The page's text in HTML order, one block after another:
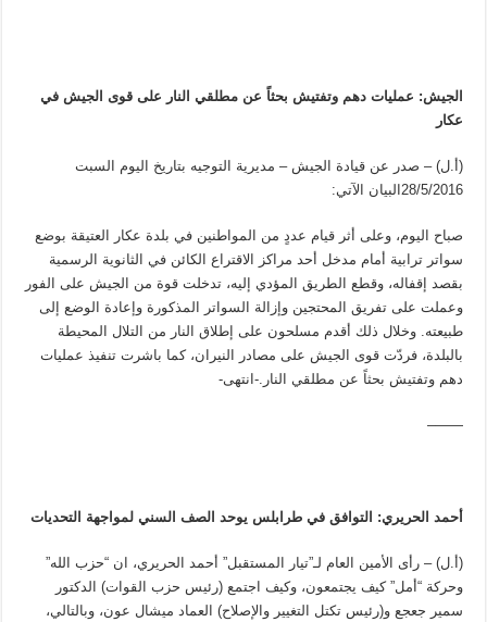
الجيش: عمليات دهم وتفتيش بحثاً عن مطلقي النار على قوى الجيش في
عكار
(أ.ل) – صدر عن قيادة الجيش – مديرية التوجيه بتاريخ اليوم السبت
28/5/2016البيان الآتي:
صباح اليوم، وعلى أثر قيام عددٍ من المواطنين في بلدة عكار العتيقة بوضع
سواتر ترابية أمام مدخل أحد مراكز الاقتراع الكائن في الثانوية الرسمية
بقصد إقفاله، وقطع الطريق المؤدي إليه، تدخلت قوة من الجيش على الفور
وعملت على تفريق المحتجين وإزالة السواتر المذكورة وإعادة الوضع إلى
طبيعته. وخلال ذلك أقدم مسلحون على إطلاق النار من التلال المحيطة
بالبلدة، فردّت قوى الجيش على مصادر النيران، كما باشرت تنفيذ عمليات
دهم وتفتيش بحثاً عن مطلقي النار.-انتهى-
——–
أحمد الحريري: التوافق في طرابلس يوحد الصف السني لمواجهة التحديات
(أ.ل) – رأى الأمين العام لـ”تيار المستقبل” أحمد الحريري، ان “حزب الله”
وحركة “أمل” كيف يجتمعون، وكيف اجتمع (رئيس حزب القوات) الدكتور
سمير جعجع و(رئيس تكتل التغيير والإصلاح) العماد ميشال عون، وبالتالي،